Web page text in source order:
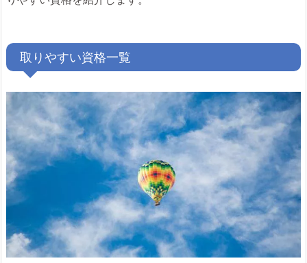
取りやすい資格一覧